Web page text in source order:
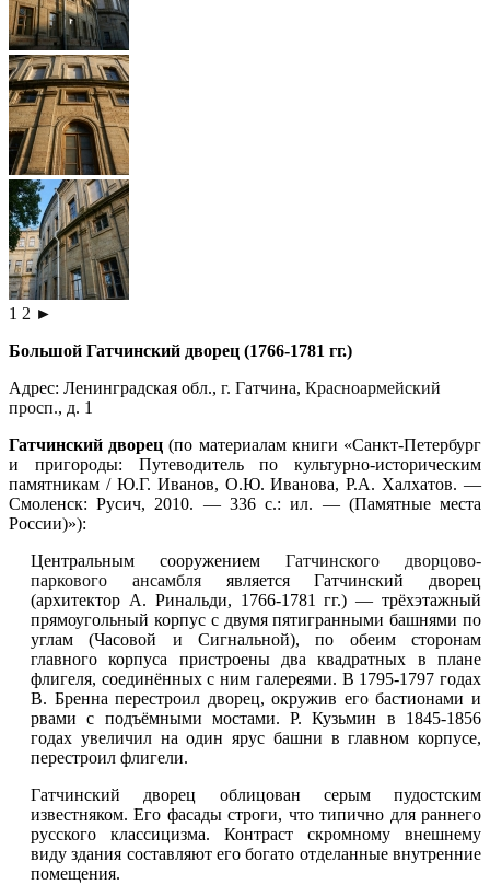
1 2 ►
Большой Гатчинский дворец (1766-1781 гг.)
Адрес: Ленинградская обл., г. Гатчина, Красноармейский
просп., д. 1
Гатчинский дворец (по материалам книги «Санкт-Петербург
и пригороды: Путеводитель по культурно-историческим
памятникам / Ю.Г. Иванов, О.Ю. Иванова, Р.А. Халхатов. —
Смоленск: Русич, 2010. — 336 с.: ил. — (Памятные места
России)»):
Центральным сооружением Гатчинского дворцово-
паркового ансамбляявляется Гатчинский дворец
(архитектор А. Ринальди, 1766-1781 гг.) — трёхэтажный
прямоугольный корпус с двумя пятигранными башнями по
углам (Часовой и Сигнальной), по обеим сторонам
главного корпуса пристроены два квадратных в плане
флигеля, соединённых с ним галереями. В 1795-1797 годах
В. Бренна перестроил дворец, окружив его бастионами и
рвами с подъёмными мостами. Р. Кузьмин в 1845-1856
годах увеличил на один ярус башни в главном корпусе,
перестроил флигели.
Гатчинский дворец облицован серым пудостским
известняком. Его фасады строги, что типично для раннего
русского классицизма. Контраст скромному внешнему
виду здания составляют его богато отделанные внутренние
помeщения.